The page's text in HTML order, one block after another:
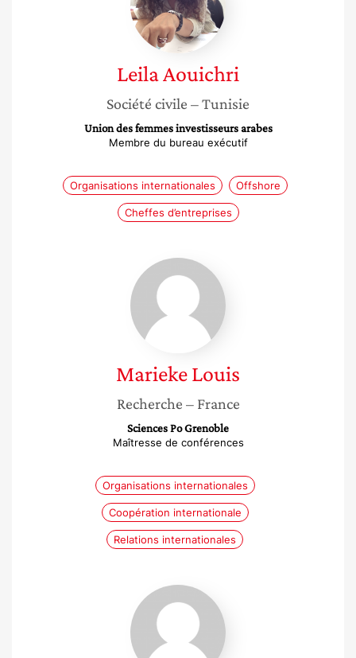
LeilaAouichri
Société civile – Tunisie
Union des femmes investisseurs arabes
Membre du bureau exécutif
Organisations internationales Offshore
Cheffes d’entreprises
Marieke
Louis
MariekeLouis
Recherche – France
Sciences Po Grenoble
Maîtresse de conférences
Organisations internationales
Coopération internationale
Relations internationales
Margaux
Héricotte